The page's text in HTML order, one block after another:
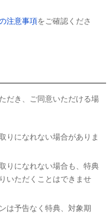
注意事項をご確認くださ
だき、ご同意いただける場
りになれない場合がありま
りになれない場合も、特典
いただくことはできませ
は予告なく特典、対象期